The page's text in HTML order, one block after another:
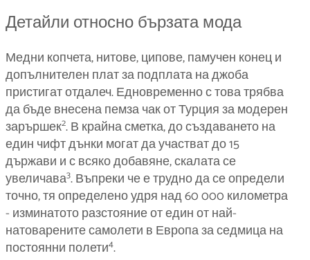
Детайли относно бързата мода
Медни копчета, нитове, ципове, памучен конец и
допълнителен плат за подплата на джоба
пристигат отдалеч. Едновременно с това трябва
да бъде внесена пемза чак от Турция за модерен
зарършек2. В крайна сметка, до създаването на
един чифт дънки могат да участват до 15
държави и с всяко добавяне, скалата се
увеличава3. Въпреки че е трудно да се определи
точно, тя определено удря над 60 000 километра
- изминатото разстояние от един от най-
натоварените самолети в Европа за седмица на
постоянни полети4.